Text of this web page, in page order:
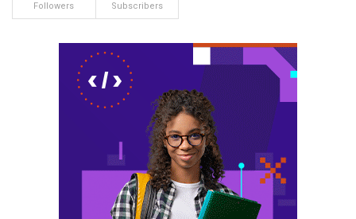
Followers Subscribers